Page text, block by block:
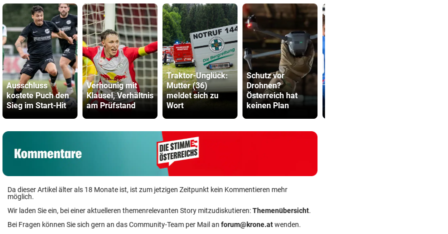
Ausschluss
kostete Puch den
Sieg im Start-Hit
Verhounig mit
Klausel, Verhältnis
am Prüfstand
Traktor-Unglück:
Mutter (36)
meldet sich zu
Wort
Schutz vor
Drohnen?
Österreich hat
keinen Plan
Da dieser Artikel älter als 18 Monate ist, ist zum jetzigen Zeitpunkt kein Kommentieren mehr
möglich.
Wir laden Sie ein, bei einer aktuelleren themenrelevanten Story mitzudiskutieren:Themenübersicht.
Bei Fragen können Sie sich gern an das Community-Team per Mail an forum@krone.atwenden.